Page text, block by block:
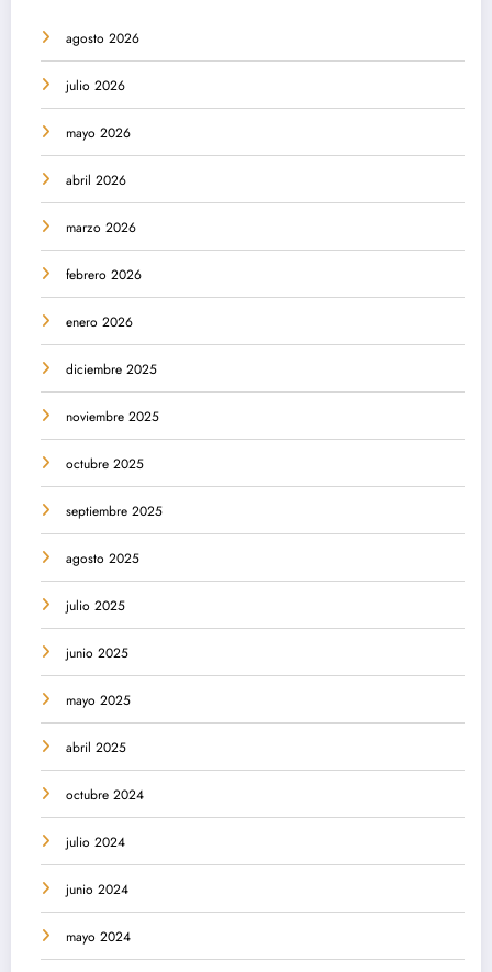
agosto 2026
julio 2026
mayo 2026
abril 2026
marzo 2026
febrero 2026
enero 2026
diciembre 2025
noviembre 2025
octubre 2025
septiembre 2025
agosto 2025
julio 2025
junio 2025
mayo 2025
abril 2025
octubre 2024
julio 2024
junio 2024
mayo 2024